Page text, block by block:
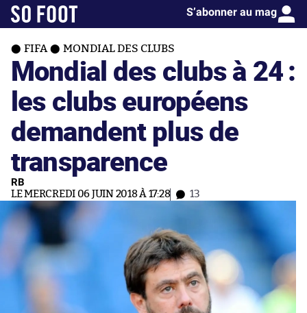
S’abonner au mag
FIFA MONDIAL DES CLUBS
Mondial des clubs à 24 :
les clubs européens
demandent plus de
transparence
RB
LE MERCREDI 06 JUIN 2018 À 17:28 13